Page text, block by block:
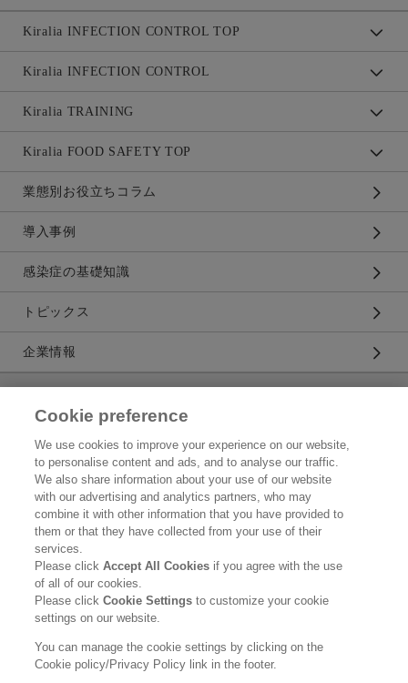
Kiralia INFECTION CONTROL TOP
Kiralia INFECTION CONTROL
Kiralia TRAINING
Kiralia FOOD SAFETY TOP
業態別お役立ちコラム
導入事例
感染症の基礎知識
トピックス
企業情報
企業情報
利用規約
花王のアクセシビリティ
個人情報保護方針
利用者情報の外部送信
ソーシャルメディアポリシー
Cookie preference
We use cookies to improve your experience on our website,
to personalise content and ads, and to analyse our traffic.
We also share information about your use of our website
with our advertising and analytics partners, who may
combine it with other information that you have provided to
them or that they have collected from your use of their
services.
Please clickAccept All Cookies if you agree with the use
of all of our cookies.
Please clickCookie Settingsto customize your cookie
settings on our website.
You can manage the cookie settings by clicking on the
Cookie policy/Privacy Policy link in the footer.